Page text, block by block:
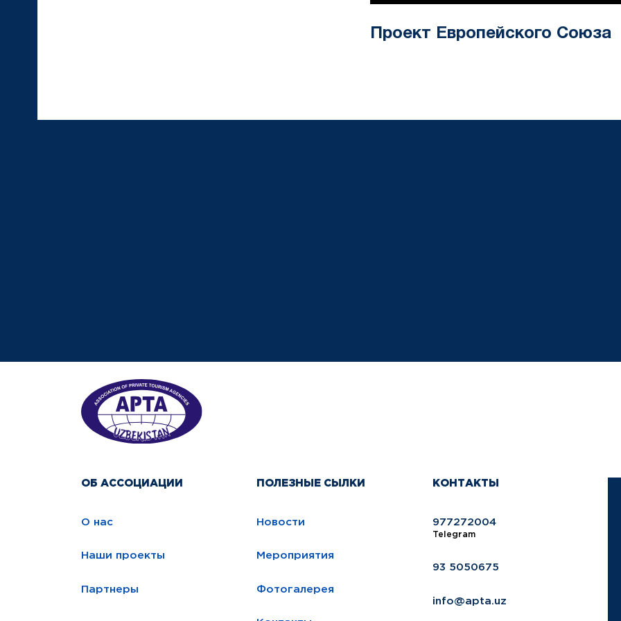
Проект Европейского Союза
ОБ АССОЦИАЦИИ
О нас
Наши проекты
Партнеры
ПОЛЕЗНЫЕ СЫЛКИ
Новости
Мероприятия
Фотогалерея
КОНТАКТЫ
977272004
Telegram
93 5050675
info@apta.uz